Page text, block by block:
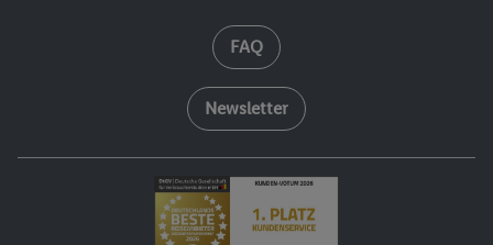
FAQ
Newsletter